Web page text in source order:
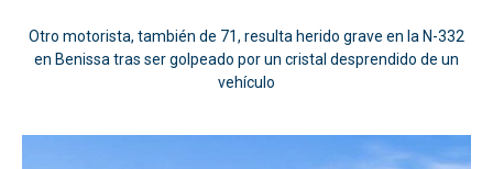
Otro motorista, también de 71, resulta herido grave en la N-332
en Benissa tras ser golpeado por un cristal desprendido de un
vehículo